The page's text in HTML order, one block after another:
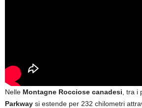
Nelle Montagne Rocciose canadesi , tra
Parkway si estende per 232 chilometri